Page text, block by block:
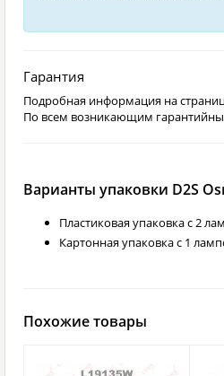
Гарантия
Подробная информация на
По всем возникающим
Варианты упаковки D2S
Пластиковая упаковка с 2
Картонная упаковка с 1
Похожие товары